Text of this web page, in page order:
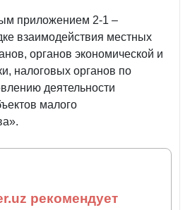
приложением 2-1 –
взаимодействия местных
органов экономической и
налоговых органов по
деятельности
малого
рекомендует